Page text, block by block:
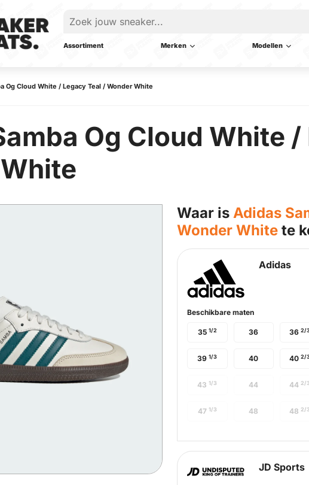
Assortiment Merken Modellen
Og Cloud White / Legacy Teal / Wonder White
Og Cloud White
Waar is Adidas
Wonder White te
JD Sports
Adidas
Beschikbare maten
35 1/2 36 362/
391/3 40 402/
431/3 44 442/3
47 1/3 48 482/3